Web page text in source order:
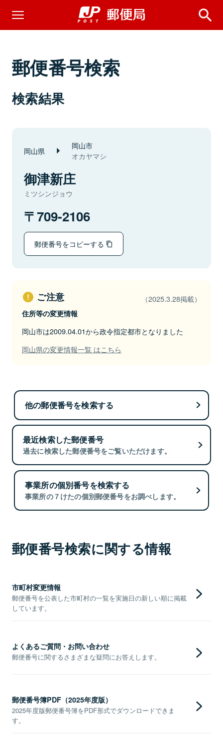
郵便番号検索
検索結果
岡山県 岡山市
オカヤマシ
御津新庄
ミツシンジョウ
709-2106
郵便番号をコピーする
ご注意 （2025.3.28掲載）
住所等の変更情報
岡山市は2009.04.01から政令指定都市となりました
岡山県の変更情報一覧 はこちら
他の郵便番号を検索する
最近検索した郵便番号
過去に検索した郵便番号をご覧いただけます。
事業所の個別番号を検索する
事業所の７けたの個別郵便番号をお調べします。
郵便番号検索に関する情報
市町村変更情報
郵便番号を公表した市町村の一覧を実施日の新しい順に掲載
しています。
よくあるご質問・お問い合わせ
郵便番号に関するさまざまな疑問にお答えします。
郵便番号簿PDF（2025年度版）
2025年度版郵便番号簿をPDF形式でダウンロードできま
す。